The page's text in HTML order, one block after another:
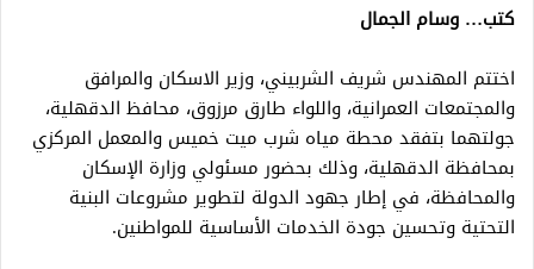
كتب… وسام الجمال
اختتم المهندس شريف الشربيني، وزير الاسكان والمرافق
والمجتمعات العمرانية، واللواء طارق مرزوق، محافظ الدقهلية،
جولتهما بتفقد محطة مياه شرب ميت خميس والمعمل المركزي
بمحافظة الدقهلية، وذلك بحضور مسئولي وزارة الإسكان
والمحافظة، في إطار جهود الدولة لتطوير مشروعات البنية
التحتية وتحسين جودة الخدمات الأساسية للمواطنين.